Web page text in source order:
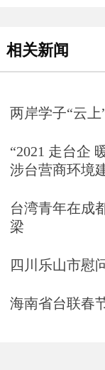
相关新闻
两岸学子“云
“2021 走台企
涉台营商环境
台湾青年在成
梁
四川乐山市慰
海南省台联春